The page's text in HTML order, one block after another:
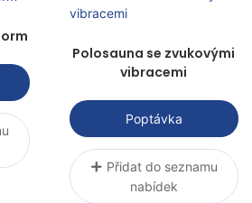
Polosauna se zvukovými
vibracemi
Poptávka
Přidat do seznamu
nabídek